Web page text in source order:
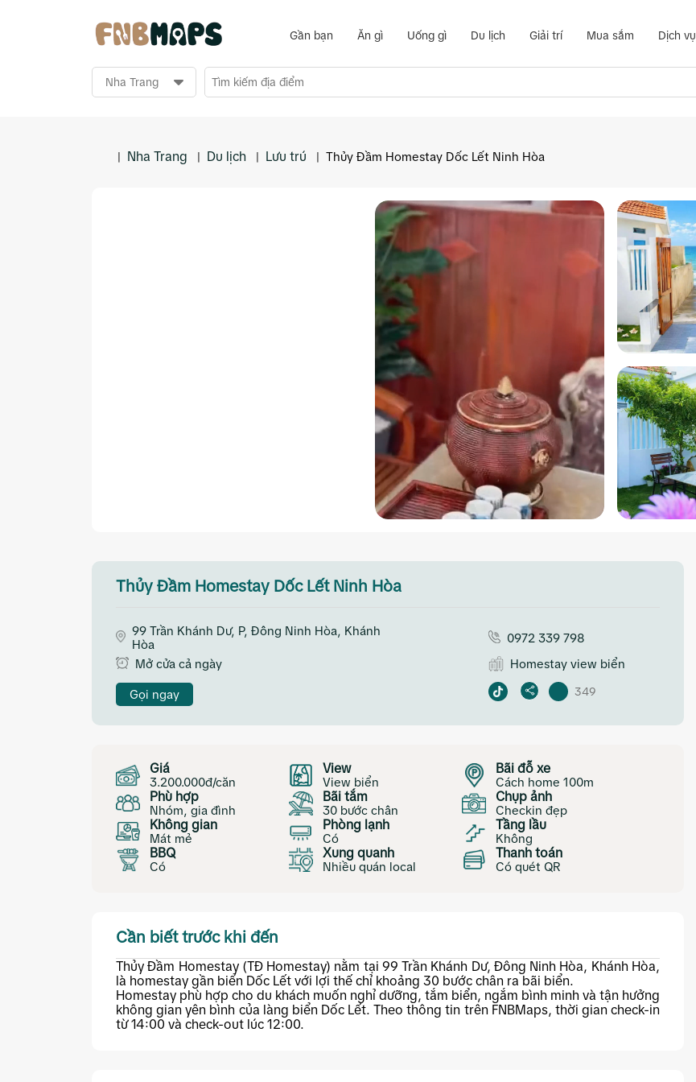
Gần bạn Ăn gì Uống gì Du lịch Giải trí Mua sắm Dịch vụ
| Nha Trang | Du lịch | Lưu trú | Thủy Đầm Homestay Dốc Lết Ninh Hòa
Thủy Đầm Homestay Dốc Lết Ninh Hòa
99 Trần Khánh Dư, P, Đông Ninh Hòa, Khánh
Hòa
0972 339 798
Mở cửa cả ngày
Homestay view biển
Gọi ngay 349
Giá
3.200.000đ/căn
View
View biển
Bãi đỗ xe
Cách home 100m
Phù hợp
Nhóm, gia đình
Bãi tắm
30 bước chân
Chụp ảnh
Checkin đẹp
Không gian
Mát mẻ
Phòng lạnh
Có
Tầng lầu
Không
BBQ
Có
Xung quanh
Nhiều quán local
Thanh toán
Có quét QR
Cần biết trước khi đến
Thủy Đầm Homestay (TĐ Homestay) nằm tại 99 Trần Khánh Dư, Đông Ninh Hòa, Khánh Hòa,
là homestay gần biển Dốc Lết với lợi thế chỉ khoảng 30 bước chân ra bãi biển.
Homestay phù hợp cho du khách muốn nghỉ dưỡng, tắm biển, ngắm bình minh và tận hưởng
không gian yên bình của làng biển Dốc Lết. Theo thông tin trên FNBMaps, thời gian check-in
từ 14:00 và check-out lúc 12:00.